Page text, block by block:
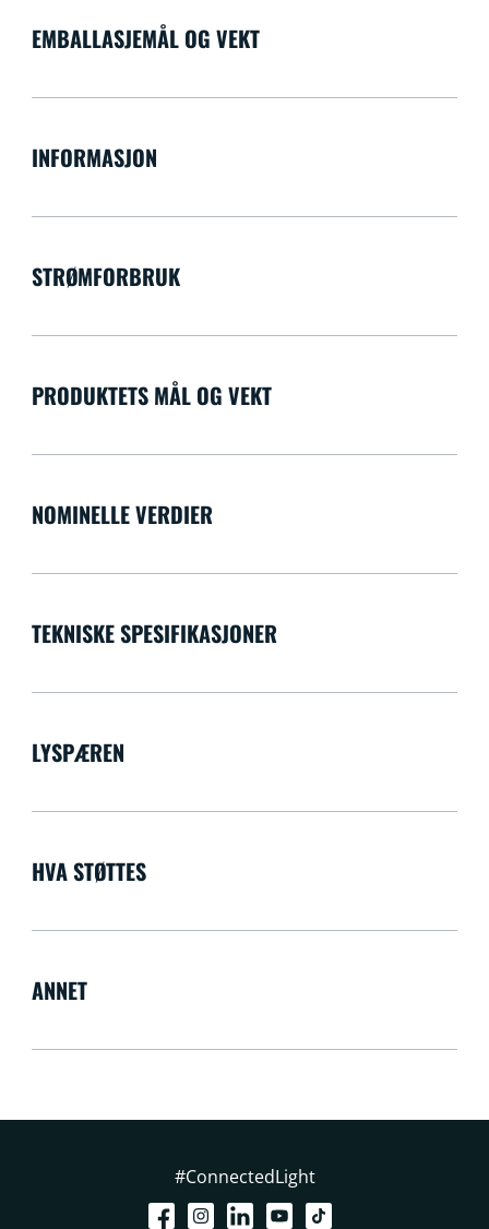
EMBALLASJEMÅL OG VEKT
INFORMASJON
STRØMFORBRUK
PRODUKTETS MÅL OG VEKT
NOMINELLE VERDIER
TEKNISKE SPESIFIKASJONER
LYSPÆREN
HVA STØTTES
ANNET
#ConnectedLight